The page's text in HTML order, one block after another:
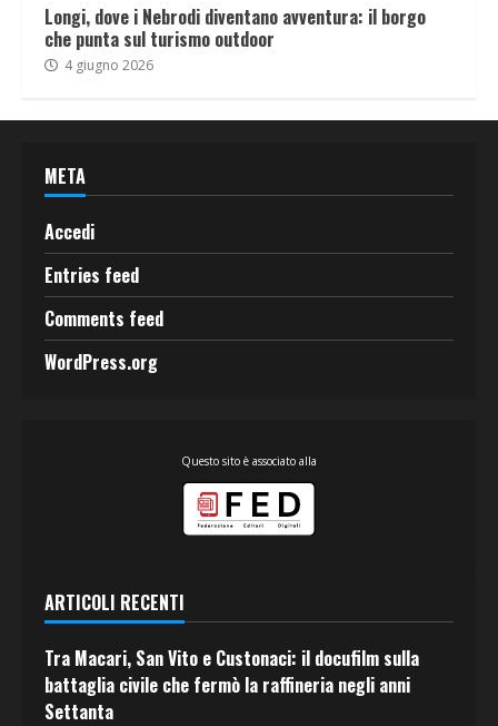
Longi, dove i Nebrodi diventano avventura: il borgo
che punta sul turismo outdoor
4 giugno 2026
META
Accedi
Entries feed
Comments feed
WordPress.org
Questo sito è associato alla
ARTICOLI RECENTI
Tra Macari, San Vito e Custonaci: il docufilm sulla
battaglia civile che fermò la raffineria negli anni
Settanta